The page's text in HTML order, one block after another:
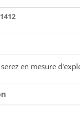
en mesure